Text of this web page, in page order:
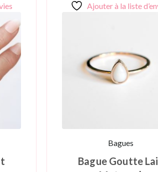
Ajouter à la liste
Bagues
Bague Goutte